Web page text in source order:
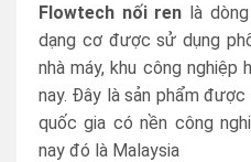
Flowtech nối ren là dòng
dạng cơ được sử dụng
nhà máy, khu công nghiệp
nay. Đây là sản phẩm
quốc gia có nền công
nay đó là Malaysia